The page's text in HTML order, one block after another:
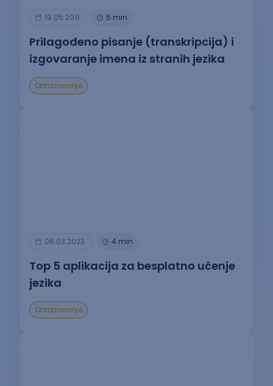
19.05.2011. 5 min
Prilagođeno pisanje (transkripcija) i
izgovaranje imena iz stranih jezika
Obrazovanje
06.03.2023. 4 min
Top 5 aplikacija za besplatno učenje
jezika
Obrazovanje